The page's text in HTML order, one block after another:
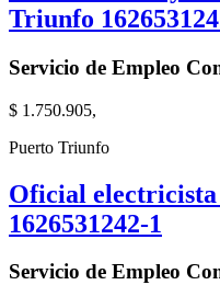
Triunfo
Servicio de Empleo
$ 1.750.905,
Puerto Triunfo
Oficial
1626531242-1
Servicio de Empleo